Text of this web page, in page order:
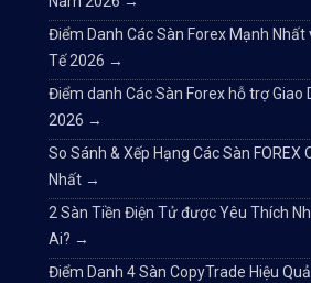
Điểm Danh Các Sàn Forex Mạnh Nhất
Tế 2026 →
Điểm danh Các Sàn Forex hỗ trợ Giao
2026 →
So Sánh & Xếp Hạng Các Sàn FOREX
Nhất →
2 Sàn Tiền Điện Tử được Yêu Thích
Ai? →
Điểm Danh 4 Sàn CopyTrade Hiệu